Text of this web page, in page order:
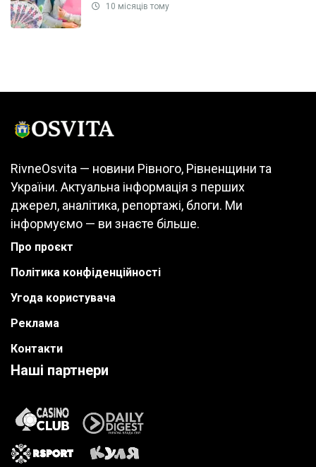
10 місяців тому
RivneOsvita — новини Рівного, Рівненщини та
України. Актуальна інформація з перших
джерел, аналітика, репортажі, блоги. Ми
інформуємо — ви знаєте більше.
Про проєкт
Політика конфіденційності
Угода користувача
Реклама
Контакти
Наші партнери